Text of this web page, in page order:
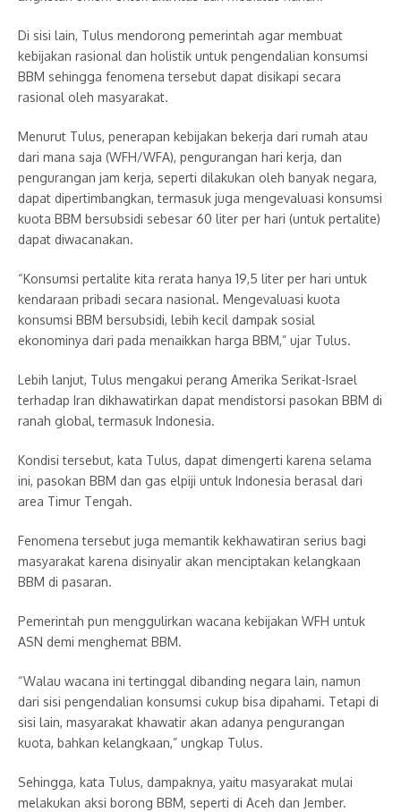
Di sisi lain, Tulus mendorong pemerintah agar membuat
kebijakan rasional dan holistik untuk pengendalian konsumsi
BBM sehingga fenomena tersebut dapat disikapi secara
rasional oleh masyarakat.
Menurut Tulus, penerapan kebijakan bekerja dari rumah atau
dari mana saja (WFH/WFA), pengurangan hari kerja, dan
pengurangan jam kerja, seperti dilakukan oleh banyak negara,
dapat dipertimbangkan, termasuk juga mengevaluasi konsumsi
kuota BBM bersubsidi sebesar 60 liter per hari (untuk pertalite)
dapat diwacanakan.
“Konsumsi pertalite kita rerata hanya 19,5 liter per hari untuk
kendaraan pribadi secara nasional. Mengevaluasi kuota
konsumsi BBM bersubsidi, lebih kecil dampak sosial
ekonominya dari pada menaikkan harga BBM,” ujar Tulus.
Lebih lanjut, Tulus mengakui perang Amerika Serikat-Israel
terhadap Iran dikhawatirkan dapat mendistorsi pasokan BBM di
ranah global, termasuk Indonesia.
Kondisi tersebut, kata Tulus, dapat dimengerti karena selama
ini, pasokan BBM dan gas elpiji untuk Indonesia berasal dari
area Timur Tengah.
Fenomena tersebut juga memantik kekhawatiran serius bagi
masyarakat karena disinyalir akan menciptakan kelangkaan
BBM di pasaran.
Pemerintah pun menggulirkan wacana kebijakan WFH untuk
ASN demi menghemat BBM.
“Walau wacana ini tertinggal dibanding negara lain, namun
dari sisi pengendalian konsumsi cukup bisa dipahami. Tetapi di
sisi lain, masyarakat khawatir akan adanya pengurangan
kuota, bahkan kelangkaan,” ungkap Tulus.
Sehingga, kata Tulus, dampaknya, yaitu masyarakat mulai
melakukan aksi borong BBM, seperti di Aceh dan Jember.